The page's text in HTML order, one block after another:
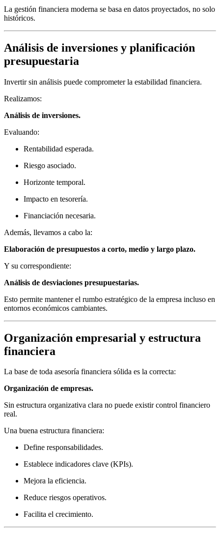
La gestión financiera moderna se basa en datos proyectados, no solo
históricos.
Análisis de inversiones y planificación
presupuestaria
Invertir sin análisis puede comprometer la estabilidad financiera.
Realizamos:
Análisis de inversiones.
Evaluando:
Rentabilidad esperada.
Riesgo asociado.
Horizonte temporal.
Impacto en tesorería.
Financiación necesaria.
Además, llevamos a cabo la:
Elaboración de presupuestos a corto, medio y largo plazo.
Y su correspondiente:
Análisis de desviaciones presupuestarias.
Esto permite mantener el rumbo estratégico de la empresa incluso en
entornos económicos cambiantes.
Organización empresarial y estructura
financiera
La base de toda asesoría financiera sólida es la correcta:
Organización de empresas.
Sin estructura organizativa clara no puede existir control financiero
real.
Una buena estructura financiera:
Define responsabilidades.
Establece indicadores clave (KPIs).
Mejora la eficiencia.
Reduce riesgos operativos.
Facilita el crecimiento.